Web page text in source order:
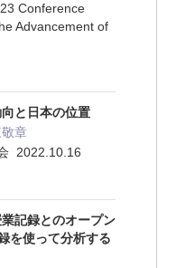
Conference
Advancement of
と日本の位置
章
2022.10.16
記録とのオープン
を使って分析する